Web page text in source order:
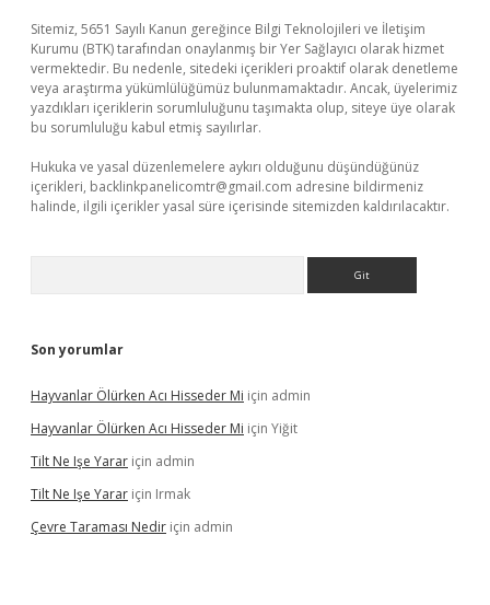
Sitemiz, 5651 Sayılı Kanun gereğince Bilgi Teknolojileri ve İletişim
Kurumu (BTK) tarafından onaylanmış bir Yer Sağlayıcı olarak hizmet
vermektedir. Bu nedenle, sitedeki içerikleri proaktif olarak denetleme
veya araştırma yükümlülüğümüz bulunmamaktadır. Ancak, üyelerimiz
yazdıkları içeriklerin sorumluluğunu taşımakta olup, siteye üye olarak
bu sorumluluğu kabul etmiş sayılırlar.
Hukuka ve yasal düzenlemelere aykırı olduğunu düşündüğünüz
içerikleri, backlinkpanelicomtr@gmail.com adresine bildirmeniz
halinde, ilgili içerikler yasal süre içerisinde sitemizden kaldırılacaktır.
Son yorumlar
Hayvanlar Ölürken Acı Hisseder Mi için admin
Hayvanlar Ölürken Acı Hisseder Mi için Yiğit
Tilt Ne Işe Yarar için admin
Tilt Ne Işe Yarar için Irmak
Çevre Taraması Nedir için admin